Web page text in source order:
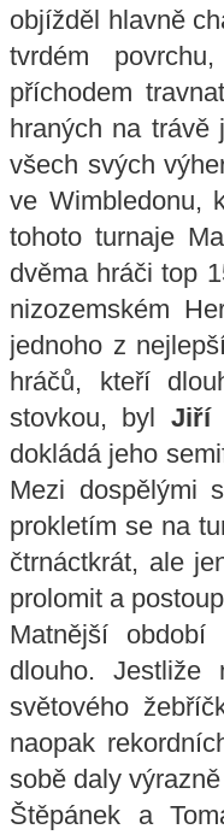
objížděl hlavně
tvrdém
příchodem
hraných na trávě
všech svých
ve Wimbledonu,
tohoto turnaje
dvěma hráči top
nizozemském
jednoho z
hráčů, kteří
stovkou, byl Jiří
dokládá jeho
Mezi dospělými
prokletím se na
čtrnáctkrát, ale
prolomit a
Matnější období
dlouho.
světového
naopak
sobě daly
Štěpánek a